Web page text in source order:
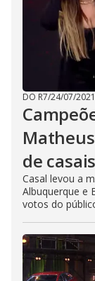
DO R7/24/07/2021
de
Casal levou a
Albuquerque e
votos do